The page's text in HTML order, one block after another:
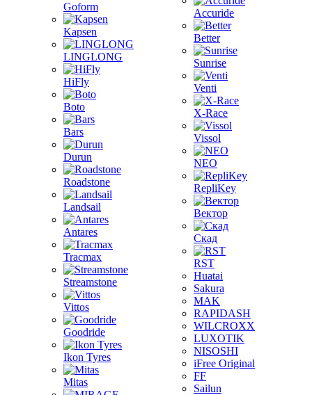
Goform
Kapsen
LINGLONG
HiFly
Boto
Bars
Durun
Roadstone
Landsail
Antares
Tracmax
Streamstone
Vittos
Goodride
Ikon Tyres
Mitas
Accuride
Better
Sunrise
Venti
X-Race
Vissol
NEO
RepliKey
Вектор
Скад
RST
Huatai
Sakura
MAK
RAPIDASH
WILCROXX
LUXOTIK
NISOSHI
iFree Original
FF
Sailun